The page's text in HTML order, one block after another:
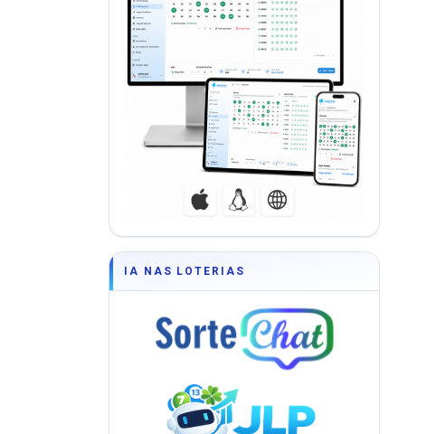
IA NAS LOTERIAS